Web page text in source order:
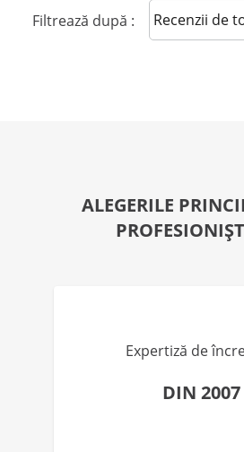
Filtrează după : Sort
ALEGERILE
Expertiză de
DIN 2007